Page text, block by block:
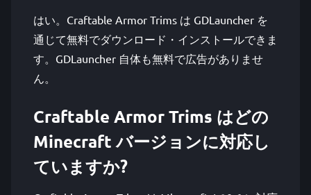
はい。Craftable Armor Trims は GDLauncher を
通じて無料でダウンロード・インストールできま
す。GDLauncher 自体も無料で広告がありませ
ん。
Craftable Armor Trims はどの
Minecraft バージョンに対応し
ていますか?